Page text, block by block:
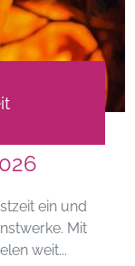
ein und
Mit
weit...